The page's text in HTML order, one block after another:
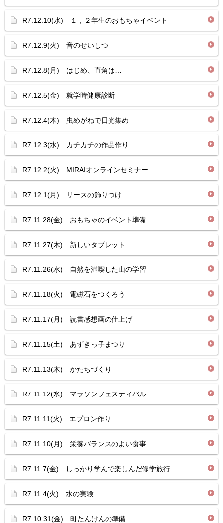
R7.12.10(水) １，２年生のおもちゃイベント
R7.12.9(火) 音のせいしつ
R7.12.8(月) はじめ、直角は…
R7.12.5(金) 就学時健康診断
R7.12.4(木) 虫めがねで日光集め
R7.12.3(水) カチカチの作品作り
R7.12.2(火) MIRAIオンラインセミナー
R7.12.1(月) リースの飾りつけ
R7.11.28(金) おもちゃのイベント準備
R7.11.27(木) 新しいタブレット
R7.11.26(水) 自然を満喫した山の学習
R7.11.18(火) 電磁石をつくろう
R7.11.17(月) 読書感想画の仕上げ
R7.11.15(土) あずきっ子まつり
R7.11.13(木) かたちづくり
R7.11.12(水) マラソンフェスティバル
R7.11.11(火) エプロン作り
R7.11.10(月) 栄養バランスのよい食事
R7.11.7(金) しっかり学んで楽しんだ修学旅行
R7.11.4(火) 水の実験
R7.10.31(金) 町たんけんの準備